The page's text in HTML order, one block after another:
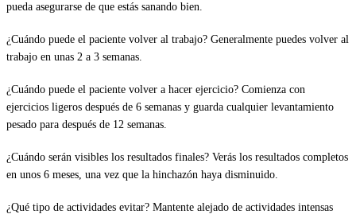
pueda asegurarse de que estás sanando bien.
¿Cuándo puede el paciente volver al trabajo? Generalmente puedes volver al
trabajo en unas 2 a 3 semanas.
¿Cuándo puede el paciente volver a hacer ejercicio? Comienza con
ejercicios ligeros después de 6 semanas y guarda cualquier levantamiento
pesado para después de 12 semanas.
¿Cuándo serán visibles los resultados finales? Verás los resultados completos
en unos 6 meses, una vez que la hinchazón haya disminuido.
¿Qué tipo de actividades evitar? Mantente alejado de actividades intensas